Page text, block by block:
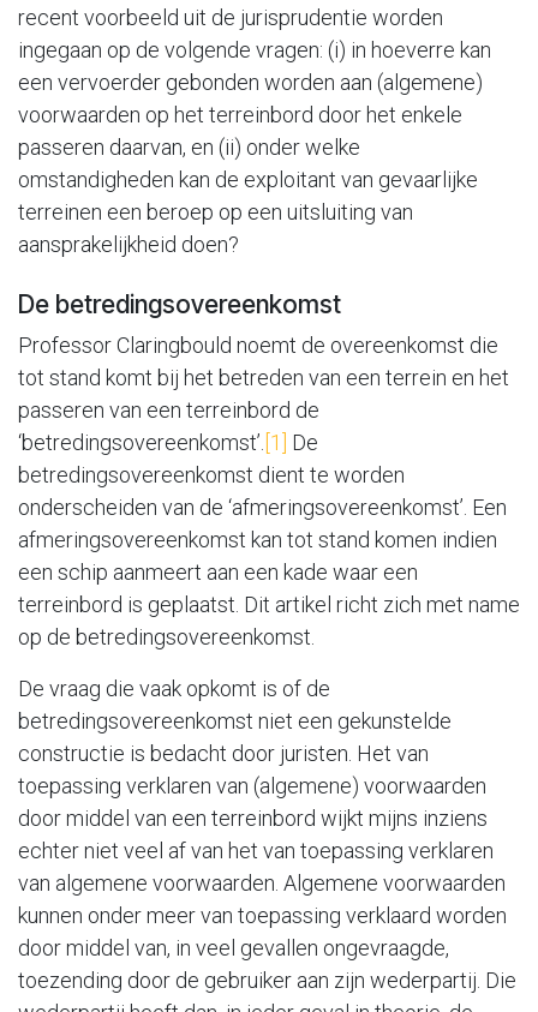
recent voorbeeld uit de jurisprudentie worden
ingegaan op de volgende vragen: (i) in hoeverre kan
een vervoerder gebonden worden aan (algemene)
voorwaarden op het terreinbord door het enkele
passeren daarvan, en (ii) onder welke
omstandigheden kan de exploitant van gevaarlijke
terreinen een beroep op een uitsluiting van
aansprakelijkheid doen?
De betredingsovereenkomst
Professor Claringbould noemt de overeenkomst die
tot stand komt bij het betreden van een terrein en het
passeren van een terreinbord de
‘betredingsovereenkomst’. [1]
De
betredingsovereenkomst dient te worden
onderscheiden van de ‘afmeringsovereenkomst’. Een
afmeringsovereenkomst kan tot stand komen indien
een schip aanmeert aan een kade waar een
terreinbord is geplaatst. Dit artikel richt zich met name
op de betredingsovereenkomst.
De vraag die vaak opkomt is of de
betredingsovereenkomst niet een gekunstelde
constructie is bedacht door juristen. Het van
toepassing verklaren van (algemene) voorwaarden
door middel van een terreinbord wijkt mijns inziens
echter niet veel af van het van toepassing verklaren
van algemene voorwaarden. Algemene voorwaarden
kunnen onder meer van toepassing verklaard worden
door middel van, in veel gevallen ongevraagde,
toezending door de gebruiker aan zijn wederpartij. Die